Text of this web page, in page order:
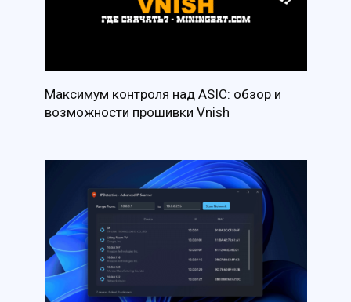
Максимум контроля над ASIC: обзор и
возможности прошивки Vnish